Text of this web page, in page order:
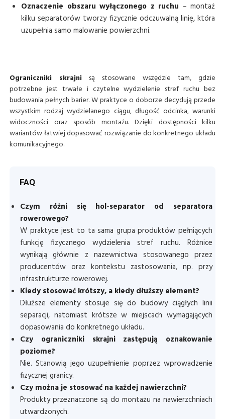
Oznaczenie obszaru wyłączonego z ruchu – montaż
kilku separatorów tworzy fizycznie odczuwalną linię, która
uzupełnia samo malowanie powierzchni.
Ograniczniki skrajni są stosowane wszędzie tam, gdzie
potrzebne jest trwałe i czytelne wydzielenie stref ruchu bez
budowania pełnych barier. W praktyce o doborze decydują przede
wszystkim rodzaj wydzielanego ciągu, długość odcinka, warunki
widoczności oraz sposób montażu. Dzięki dostępności kilku
wariantów łatwiej dopasować rozwiązanie do konkretnego układu
komunikacyjnego.
FAQ
Czym różni się hol-separator od separatora
rowerowego?
W praktyce jest to ta sama grupa produktów pełniących
funkcję fizycznego wydzielenia stref ruchu. Różnice
wynikają głównie z nazewnictwa stosowanego przez
producentów oraz kontekstu zastosowania, np. przy
infrastrukturze rowerowej.
Kiedy stosować krótszy, a kiedy dłuższy element?
Dłuższe elementy stosuje się do budowy ciągłych linii
separacji, natomiast krótsze w miejscach wymagających
dopasowania do konkretnego układu.
Czy ograniczniki skrajni zastępują oznakowanie
poziome?
Nie. Stanowią jego uzupełnienie poprzez wprowadzenie
fizycznej granicy.
Czy można je stosować na każdej nawierzchni?
Produkty przeznaczone są do montażu na nawierzchniach
utwardzonych.